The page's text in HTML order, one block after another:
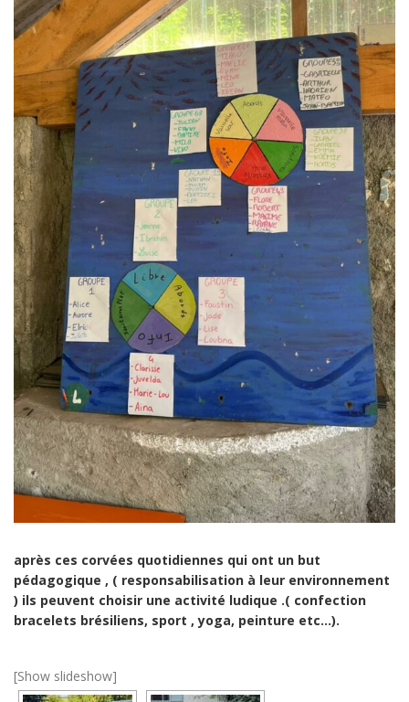
après ces corvées quotidiennes qui ont un but
pédagogique , ( responsabilisation à leur environnement
) ils peuvent choisir une activité ludique .( confection
bracelets brésiliens, sport , yoga, peinture etc…).
[Show slideshow]